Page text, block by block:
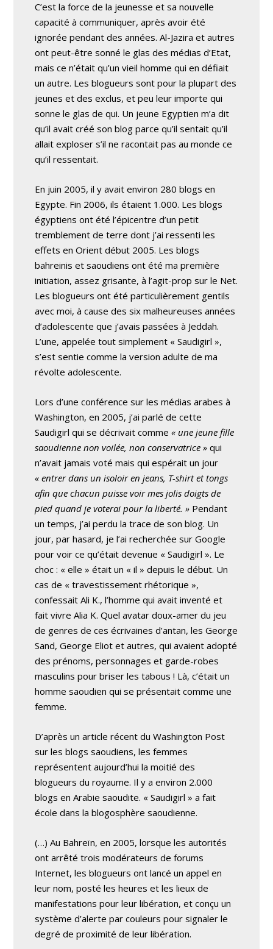
C’est la force de la jeunesse et sa nouvelle
capacité à communiquer, après avoir été
ignorée pendant des années. Al-Jazira et autres
ont peut-être sonné le glas des médias d’Etat,
mais ce n’était qu’un vieil homme qui en défiait
un autre. Les blogueurs sont pour la plupart des
jeunes et des exclus, et peu leur importe qui
sonne le glas de qui. Un jeune Egyptien m’a dit
qu’il avait créé son blog parce qu’il sentait qu’il
allait exploser s’il ne racontait pas au monde ce
qu’il ressentait.
En juin 2005, il y avait environ 280 blogs en
Egypte. Fin 2006, ils étaient 1.000. Les blogs
égyptiens ont été l’épicentre d’un petit
tremblement de terre dont j’ai ressenti les
effets en Orient début 2005. Les blogs
bahreinis et saoudiens ont été ma première
initiation, assez grisante, à l’agit-prop sur le Net.
Les blogueurs ont été particulièrement gentils
avec moi, à cause des six malheureuses années
d’adolescente que j’avais passées à Jeddah.
L’une, appelée tout simplement « Saudigirl »,
s’est sentie comme la version adulte de ma
révolte adolescente.
Lors d’une conférence sur les médias arabes à
Washington, en 2005, j’ai parlé de cette
Saudigirl qui se décrivait comme« une jeune fille
saoudienne non voilée, non conservatrice » qui
n’avait jamais voté mais qui espérait un jour
« entrer dans un isoloir en jeans, T-shirt et tongs
afin que chacun puisse voir mes jolis doigts de
pied quand je voterai pour la liberté. » Pendant
un temps, j’ai perdu la trace de son blog. Un
jour, par hasard, je l’ai recherchée sur Google
pour voir ce qu’était devenue « Saudigirl ». Le
choc : « elle » était un « il » depuis le début. Un
cas de « travestissement rhétorique »,
confessait Ali K., l’homme qui avait inventé et
fait vivre Alia K. Quel avatar doux-amer du jeu
de genres de ces écrivaines d’antan, les George
Sand, George Eliot et autres, qui avaient adopté
des prénoms, personnages et garde-robes
masculins pour briser les tabous ! Là, c’était un
homme saoudien qui se présentait comme une
femme.
D’après un article récent du Washington Post
sur les blogs saoudiens, les femmes
représentent aujourd’hui la moitié des
blogueurs du royaume. Il y a environ 2.000
blogs en Arabie saoudite. « Saudigirl » a fait
école dans la blogosphère saoudienne.
(…) Au Bahreïn, en 2005, lorsque les autorités
ont arrêté trois modérateurs de forums
Internet, les blogueurs ont lancé un appel en
leur nom, posté les heures et les lieux de
manifestations pour leur libération, et conçu un
système d’alerte par couleurs pour signaler le
degré de proximité de leur libération.